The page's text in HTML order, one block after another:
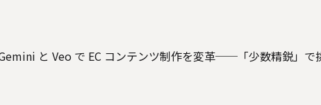
と Veo で EC コンテンツ制作を変革──「少数精鋭」で